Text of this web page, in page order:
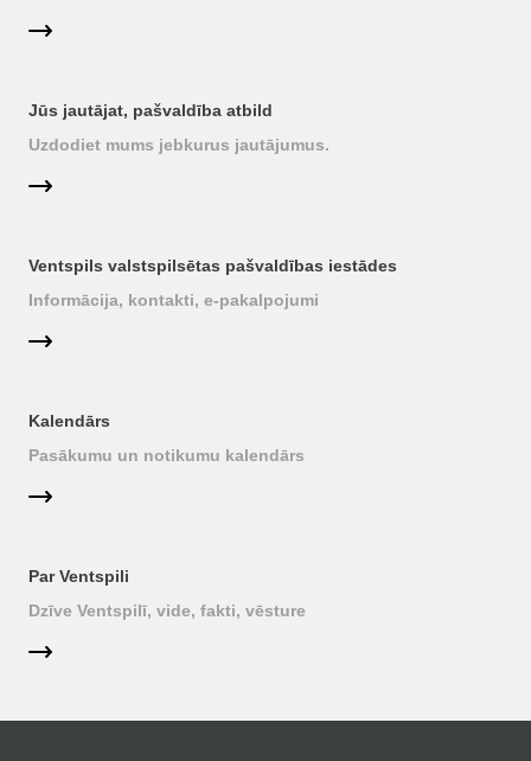
Jūs jautājat, pašvaldība atbild
Uzdodiet mums jebkurus jautājumus.
Ventspils valstspilsētas pašvaldības iestādes
Informācija, kontakti, e-pakalpojumi
Kalendārs
Pasākumu un notikumu kalendārs
Par Ventspili
Dzīve Ventspilī, vide, fakti, vēsture